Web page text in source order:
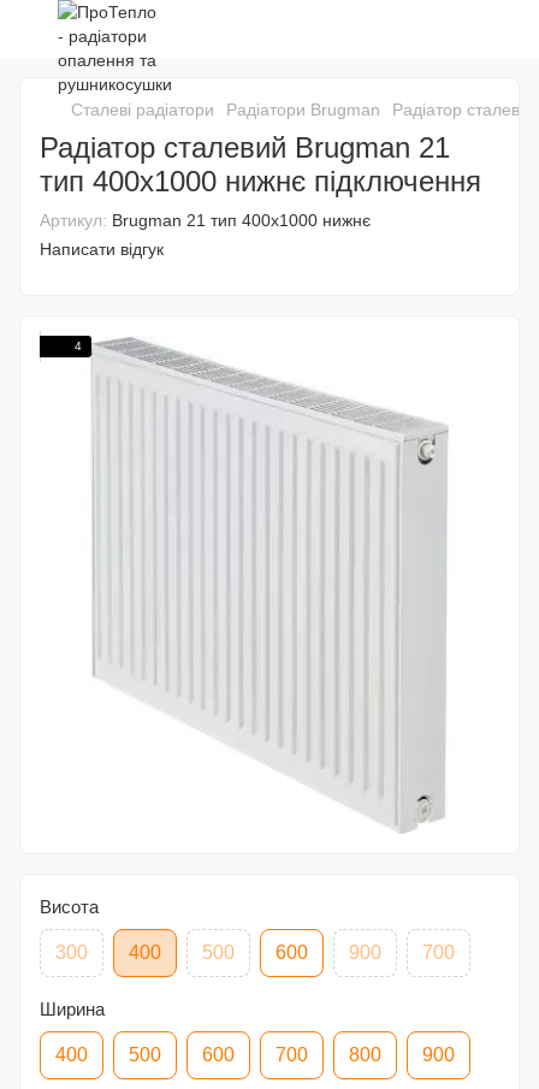
Сталеві радіатори Радіатори Brugman Радіатор
Радіатор сталевий Brugman 21
тип 400х1000 нижнє підключення
Артикул: Brugman 21 тип 400х1000 нижнє
Написати відгук
4
Висота
300 400 500 600 900 700
Ширина
400 500 600 700 800 900